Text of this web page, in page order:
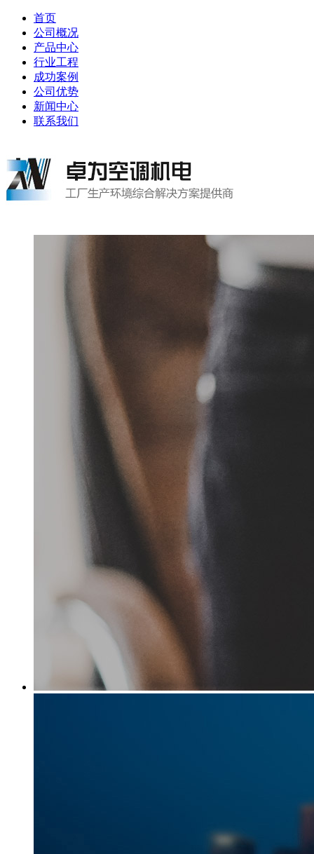
首页
公司概况
产品中心
行业工程
成功案例
公司优势
新闻中心
联系我们